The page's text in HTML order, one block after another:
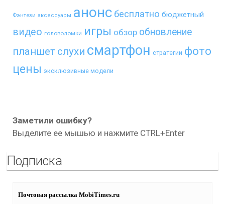
Фэнтези аксессуары анонс бесплатно бюджетный
видео головоломки игры обзор обновление
планшет слухи смартфон стратегии фото
цены эксклюзивные модели
Заметили ошибку?
Выделите ее мышью и нажмите CTRL+Enter
Подписка
Почтовая рассылка MobiTimes.ru